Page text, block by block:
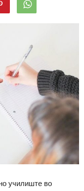
училиште во